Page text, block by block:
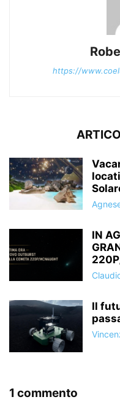
https://
IN
Il
1 commento